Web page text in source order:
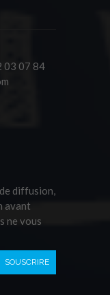
03 07 84
diffusion,
avant
ne vous